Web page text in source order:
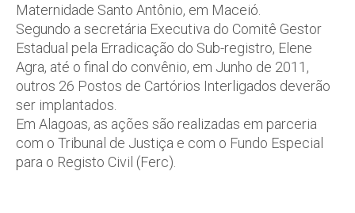
Maternidade Santo Antônio, em Maceió.
Segundo a secretária Executiva do Comitê Gestor
Estadual pela Erradicação do Sub-registro, Elene
Agra, até o final do convênio, em Junho de 2011,
outros 26 Postos de Cartórios Interligados deverão
ser implantados.
Em Alagoas, as ações são realizadas em parceria
com o Tribunal de Justiça e com o Fundo Especial
para o Registo Civil (Ferc).